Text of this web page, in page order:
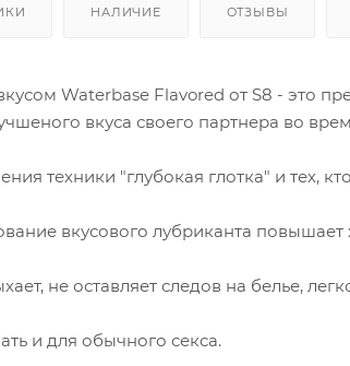
НАЛИЧИЕ ОТЗЫВЫ
Waterbase Flavored от S8 - это
вкуса своего партнера во
техники "глубокая глотка" и тех,
вкусового лубриканта
не оставляет следов на белье,
и для обычного секса.